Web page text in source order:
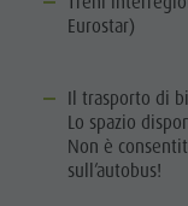
Eurostar)
Il trasporto di
Lo spazio
Non è
sull’autobus!